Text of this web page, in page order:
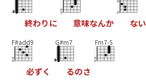
終わり に 意味なんか ない
F#add9
必ずく
G#m7
るのさ
Fm7-5